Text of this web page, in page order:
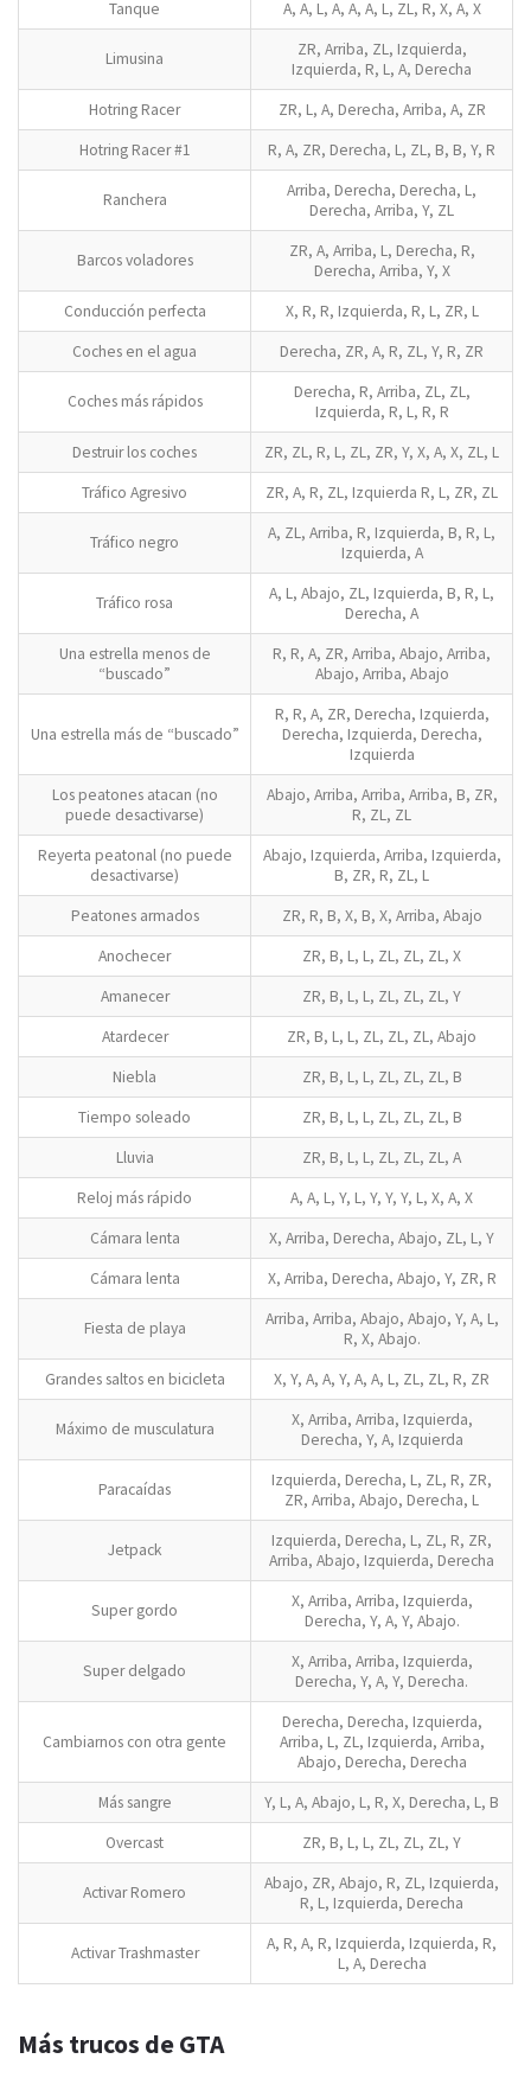
Tanque A, A, L, A, A, A, L, ZL, R, X, A, X
Limusina
ZR, Arriba, ZL, Izquierda,
Izquierda, R, L, A, Derecha
Hotring Racer
ZR, L, A, Derecha, Arriba, A, ZR
Hotring Racer #1
R, A, ZR, Derecha, L, ZL, B, B, Y, R
Ranchera
Arriba, Derecha, Derecha, L,
Derecha, Arriba, Y, ZL
Barcos voladores
ZR, A, Arriba, L, Derecha, R,
Derecha, Arriba, Y, X
Conducción perfecta
X, R, R, Izquierda, R, L, ZR, L
Coches en el agua
Derecha, ZR, A, R, ZL, Y, R, ZR
Coches más rápidos
Derecha, R, Arriba, ZL, ZL,
Izquierda, R, L, R, R
Destruir los coches
ZR, ZL, R, L, ZL, ZR, Y, X, A, X, ZL, L
Tráfico Agresivo
ZR, A, R, ZL, Izquierda R, L, ZR, ZL
Tráfico negro
A, ZL, Arriba, R, Izquierda, B, R, L,
Izquierda, A
Tráfico rosa
A, L, Abajo, ZL, Izquierda, B, R, L,
Derecha, A
Una estrella menos de
“buscado”
R, R, A, ZR, Arriba, Abajo, Arriba,
Abajo, Arriba, Abajo
Una estrella más de “buscado”
R, R, A, ZR, Derecha, Izquierda,
Derecha, Izquierda, Derecha,
Izquierda
Los peatones atacan (no
puede desactivarse)
Abajo, Arriba, Arriba, Arriba, B, ZR,
R, ZL, ZL
Reyerta peatonal (no puede
desactivarse)
Abajo, Izquierda, Arriba, Izquierda,
B, ZR, R, ZL, L
Peatones armados
ZR, R, B, X, B, X, Arriba, Abajo
Anochecer
ZR, B, L, L, ZL, ZL, ZL, X
Amanecer
ZR, B, L, L, ZL, ZL, ZL, Y
Atardecer
ZR, B, L, L, ZL, ZL, ZL, Abajo
Niebla
ZR, B, L, L, ZL, ZL, ZL, B
Tiempo soleado
ZR, B, L, L, ZL, ZL, ZL, B
Lluvia
ZR, B, L, L, ZL, ZL, ZL, A
Reloj más rápido
A, A, L, Y, L, Y, Y, Y, L, X, A, X
Cámara lenta
X, Arriba, Derecha, Abajo, ZL, L, Y
Cámara lenta
X, Arriba, Derecha, Abajo, Y, ZR, R
Fiesta de playa
Arriba, Arriba, Abajo, Abajo, Y, A, L,
R, X, Abajo.
Grandes saltos en bicicleta
X, Y, A, A, Y, A, A, L, ZL, ZL, R, ZR
Máximo de musculatura
X, Arriba, Arriba, Izquierda,
Derecha, Y, A, Izquierda
Paracaídas
Izquierda, Derecha, L, ZL, R, ZR,
ZR, Arriba, Abajo, Derecha, L
Jetpack
Izquierda, Derecha, L, ZL, R, ZR,
Arriba, Abajo, Izquierda, Derecha
Super gordo
X, Arriba, Arriba, Izquierda,
Derecha, Y, A, Y, Abajo.
Super delgado
X, Arriba, Arriba, Izquierda,
Derecha, Y, A, Y, Derecha.
Cambiarnos con otra gente
Derecha, Derecha, Izquierda,
Arriba, L, ZL, Izquierda, Arriba,
Abajo, Derecha, Derecha
Más sangre
Y, L, A, Abajo, L, R, X, Derecha, L, B
Overcast
ZR, B, L, L, ZL, ZL, ZL, Y
Activar Romero
Abajo, ZR, Abajo, R, ZL, Izquierda,
R, L, Izquierda, Derecha
Activar Trashmaster
A, R, A, R, Izquierda, Izquierda, R,
L, A, Derecha
Más trucos de GTA